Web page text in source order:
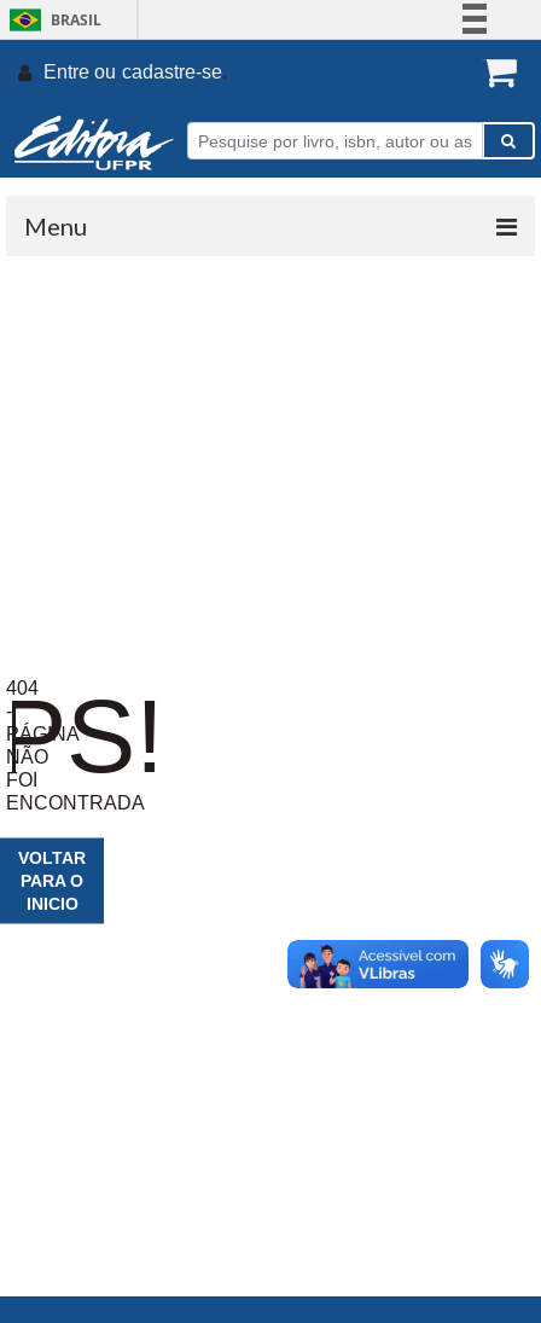
BRASIL
Participe
Entre ou cadastre-se.
Menu
404
-
PÁGINA
NÃO
FOI
ENCONTRADA
VOLTAR
PARA O
INICIO